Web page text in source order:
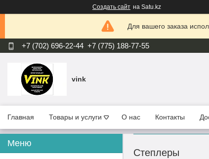
Создать сайт на Satu.kz
Для вашего заказа
+7 (702) 696-22-44 +7 (775) 188-77-55
vink
Главная Товары и услуги О нас Контакты
Степлеры